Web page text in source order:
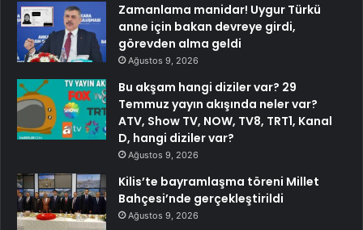
Zamanlama manidar! Uygur Türkü
anne için bakan devreye girdi,
görevden alma geldi
Ağustos 9, 2026
Bu akşam hangi diziler var? 29
Temmuz yayın akışında neler var?
ATV, Show TV, NOW, TV8, TRT1, Kanal
D, hangi diziler var?
Ağustos 9, 2026
Kilis’te bayramlaşma töreni Millet
Bahçesi’nde gerçekleştirildi
Ağustos 9, 2026